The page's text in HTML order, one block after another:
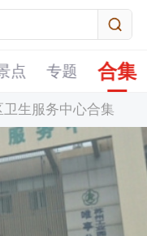
点 专题 合集
生服务中心合集